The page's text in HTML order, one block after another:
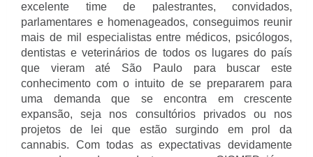
excelente time de palestrantes, convidados,
parlamentares e homenageados, conseguimos reunir
mais de mil especialistas entre médicos, psicólogos,
dentistas e veterinários de todos os lugares do país
que vieram até São Paulo para buscar este
conhecimento com o intuito de se prepararem para
uma demanda que se encontra em crescente
expansão, seja nos consultórios privados ou nos
projetos de lei que estão surgindo em prol da
cannabis. Com todas as expectativas devidamente